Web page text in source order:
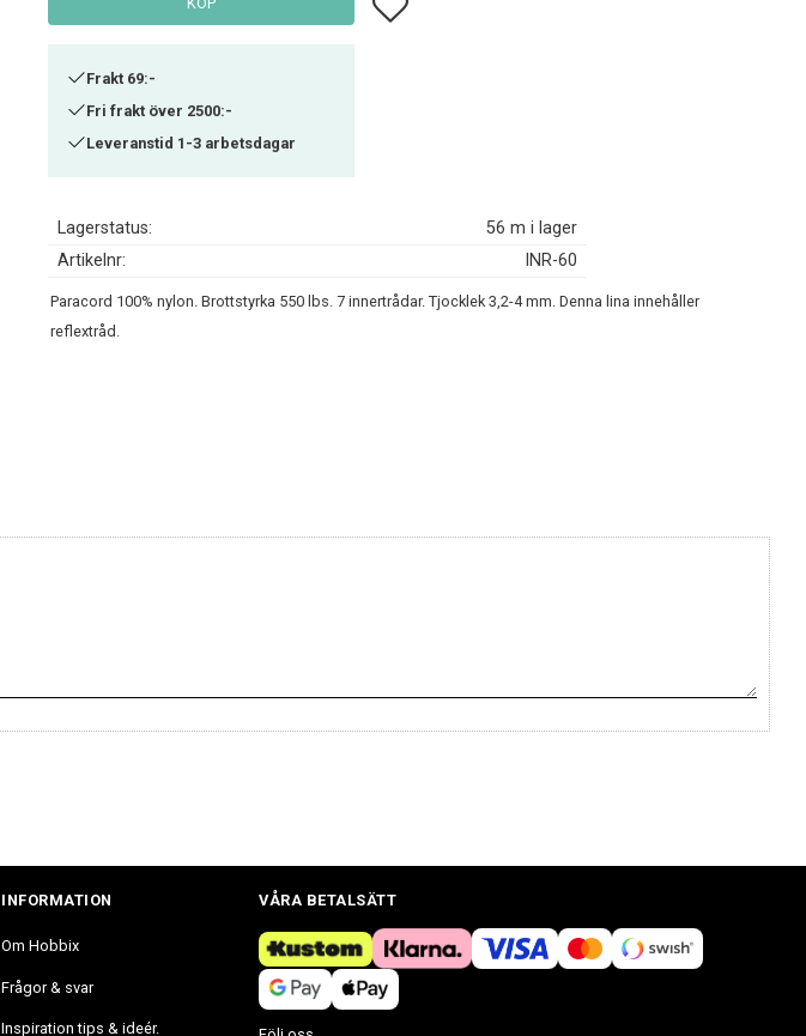
Frakt 69:-
Fri frakt över 2500:-
Leveranstid 1-3 arbetsdagar
Lagerstatus
56 m i lager
Artikelnr
INR-60
Paracord 100% nylon. Brottstyrka 550 lbs. 7 innertrådar. Tjocklek 3,2-4 mm. Denna lina innehåller
reflextråd.
INFORMATION
Om Hobbix
Frågor & svar
Inspiration tips & ideér.
VÅRA BETALSÄTT